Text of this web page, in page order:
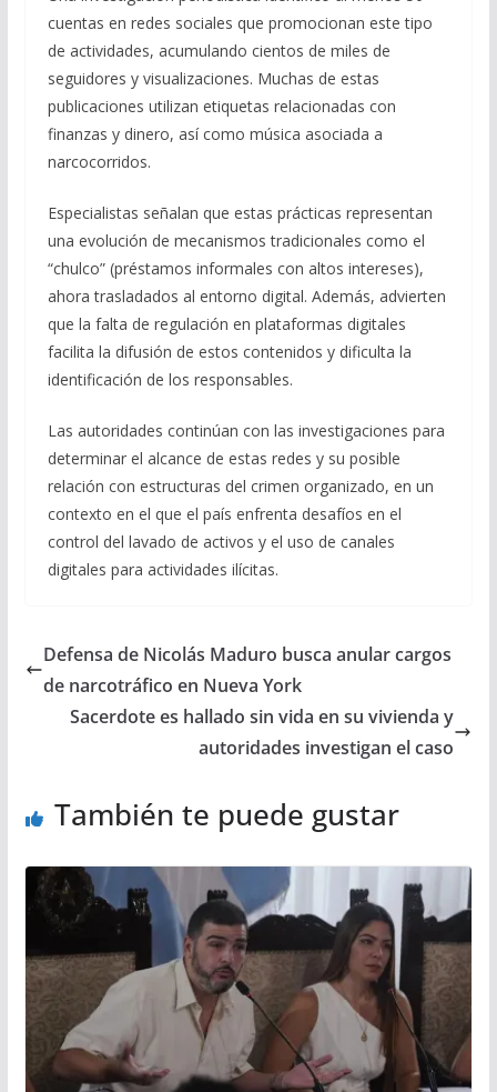
cuentas en redes sociales que promocionan este tipo
de actividades, acumulando cientos de miles de
seguidores y visualizaciones. Muchas de estas
publicaciones utilizan etiquetas relacionadas con
finanzas y dinero, así como música asociada a
narcocorridos.
Especialistas señalan que estas prácticas representan
una evolución de mecanismos tradicionales como el
“chulco” (préstamos informales con altos intereses),
ahora trasladados al entorno digital. Además, advierten
que la falta de regulación en plataformas digitales
facilita la difusión de estos contenidos y dificulta la
identificación de los responsables.
Las autoridades continúan con las investigaciones para
determinar el alcance de estas redes y su posible
relación con estructuras del crimen organizado, en un
contexto en el que el país enfrenta desafíos en el
control del lavado de activos y el uso de canales
digitales para actividades ilícitas.
Defensa de Nicolás Maduro busca anular cargos
de narcotráfico en Nueva York
Sacerdote es hallado sin vida en su vivienda y
autoridades investigan el caso
También te puede gustar